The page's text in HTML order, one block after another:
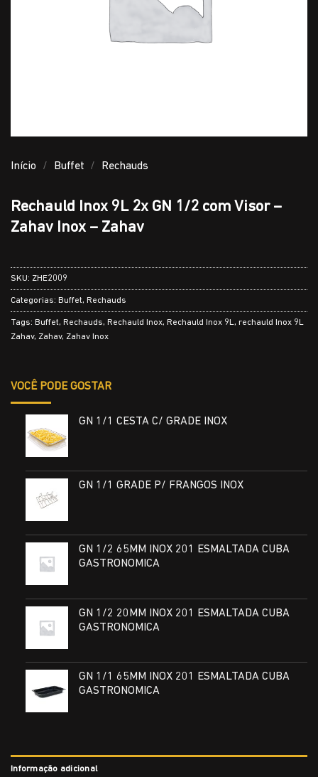
Início / Buffet / Rechauds
Rechauld Inox 9L 2x GN 1/2 com Visor –
Zahav Inox – Zahav
SKU: ZHE2009
Categorias: Buffet, Rechauds
Tags: Buffet, Rechauds, Rechauld Inox, Rechauld Inox 9L, rechauld Inox 9L
Zahav, Zahav, Zahav Inox
VOCÊ PODE GOSTAR
GN 1/1 CESTA C/ GRADE INOX
GN 1/1 GRADE P/ FRANGOS INOX
GN 1/2 65MM INOX 201 ESMALTADA CUBA
GASTRONOMICA
GN 1/2 20MM INOX 201 ESMALTADA CUBA
GASTRONOMICA
GN 1/1 65MM INOX 201 ESMALTADA CUBA
GASTRONOMICA
Informação adicional